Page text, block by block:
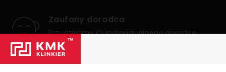
Zaufany doradca
Przydzielimy Ci indywidualnego doradcę,
który zagwarantuje bezpieczne i udane
zakupy.